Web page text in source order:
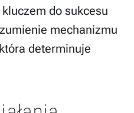
do sukcesu
mechanizmu
determinuje